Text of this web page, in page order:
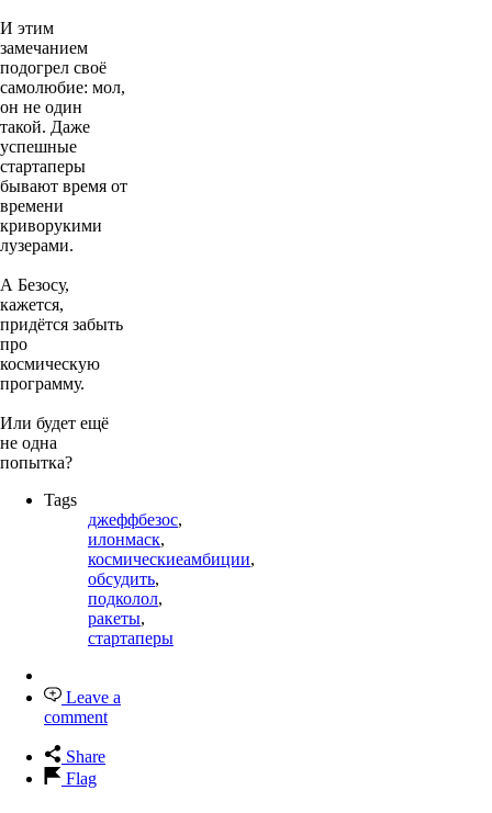
И этим
замечанием
подогрел своё
самолюбие: мол,
он не один
такой. Даже
успешные
стартаперы
бывают время от
времени
криворукими
лузерами.
А Безосу,
кажется,
придётся забыть
про
космическую
программу.
Или будет ещё
не одна
попытка?
Tags
джеффбезос,
илонмаск,
космическиеамбиции,
обсудить,
подколол,
ракеты,
стартаперы
Leave a
comment
Share
Flag